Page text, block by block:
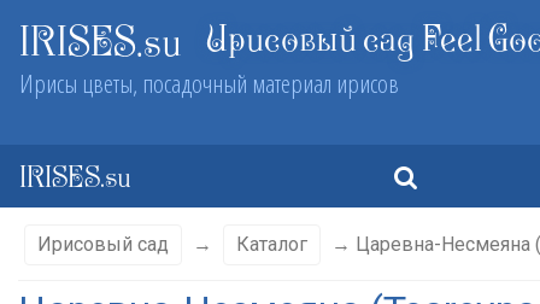
IRISES.su Ирисовый сад Feel
Ирисы цветы, посадочный материал ирисов
IRISES.su
Ирисовый сад → Каталог → Царевна-Несмеяна